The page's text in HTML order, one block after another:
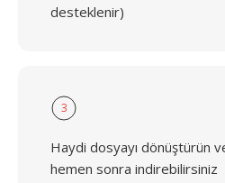
desteklenir)
3
Haydi dosyayı dönüştürün
hemen sonra indirebilirsiniz